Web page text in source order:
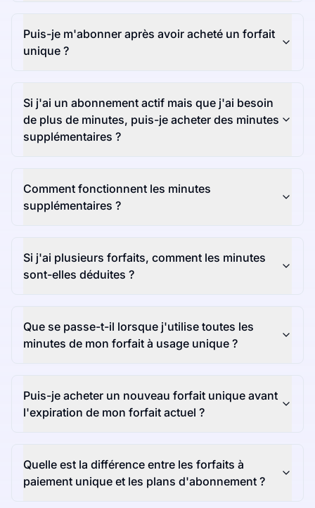
Puis-je m'abonner après avoir acheté un forfait
unique ?
Si j'ai un abonnement actif mais que j'ai besoin
de plus de minutes, puis-je acheter des minutes
supplémentaires ?
Comment fonctionnent les minutes
supplémentaires ?
Si j'ai plusieurs forfaits, comment les minutes
sont-elles déduites ?
Que se passe-t-il lorsque j'utilise toutes les
minutes de mon forfait à usage unique ?
Puis-je acheter un nouveau forfait unique avant
l'expiration de mon forfait actuel ?
Quelle est la différence entre les forfaits à
paiement unique et les plans d'abonnement ?